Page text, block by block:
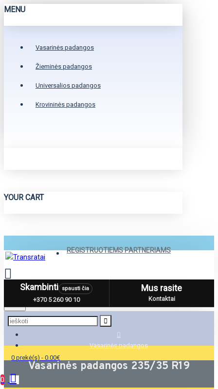
MENU
Vasarinės padangos
Žieminės padangos
Universalios padangos
Krovininės padangos
YOUR CART
REGISTRUOTIEMS PARTNERIAMS
Menu
0 prekė(s) - 0.00€
0
Skambinti spausti čia
+370 5 260 90 10
Mus rasite
Kontaktai
Vasarinės padangos
Vasarinės padangos 235/35 R19